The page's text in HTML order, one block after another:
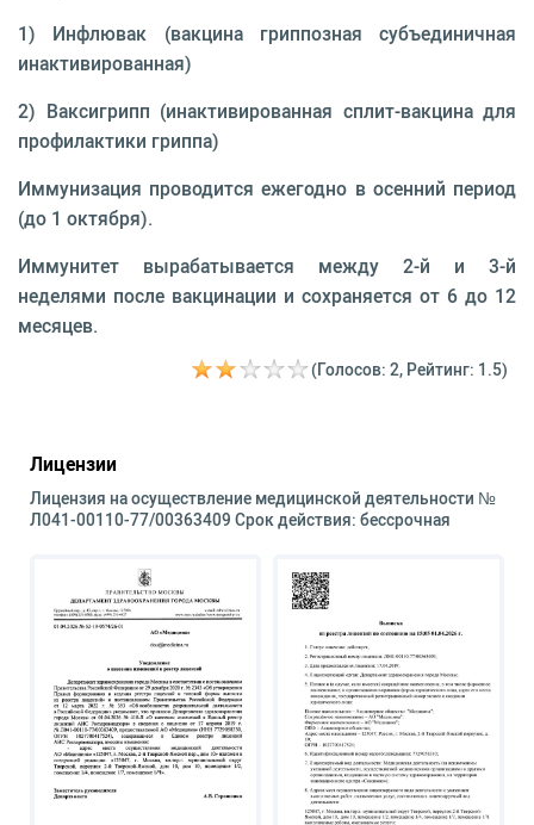
1) Инфлювак (вакцина гриппозная субъединичная
инактивированная)
2) Ваксигрипп (инактивированная сплит-вакцина для
профилактики гриппа)
Иммунизация проводится ежегодно в осенний период
(до 1 октября).
Иммунитет вырабатывается между 2-й и 3-й
неделями после вакцинации и сохраняется от 6 до 12
месяцев.
(Голосов: 2, Рейтинг: 1.5)
Лицензии
Лицензия на осуществление медицинской деятельности №
Л041-00110-77/00363409 Срок действия: бессрочная